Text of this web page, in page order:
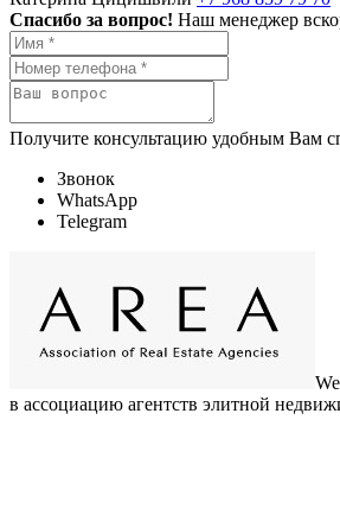
Спасибо за вопрос! Наш менеджер
Получите консультацию удобным Вам
Звонок
WhatsApp
Telegram
в ассоциацию агентств элитной